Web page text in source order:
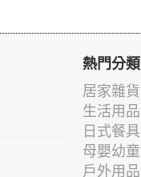
熱門分類
居家雜貨
生活用品
日式餐具
母嬰幼童
戶外用品